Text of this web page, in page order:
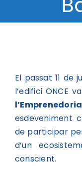
El passat 11 de
l’edifici ONCE
esdeveniment
de participar
d’un
conscient.